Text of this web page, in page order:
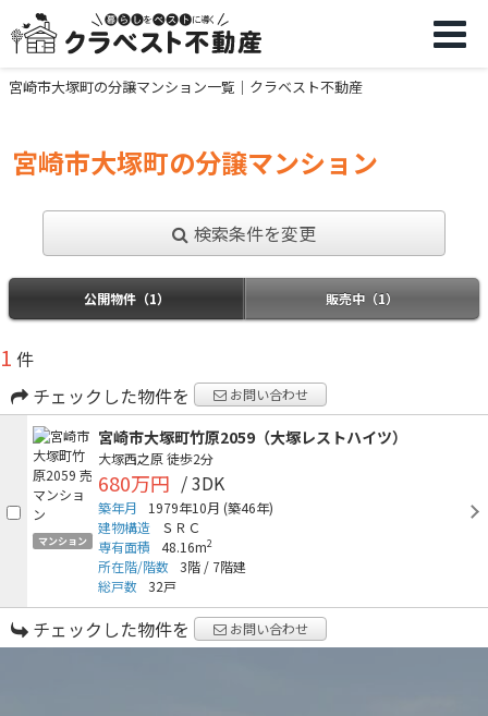
宮崎市大塚町の分譲マンション一覧｜クラベスト不動産
宮崎市大塚町の分譲マンション
検索条件を変更
公開物件（1） 販売中（1）
1 件
チェックした物件を
お問い合わせ
マンション
宮崎市大塚町竹原2059（大塚レストハイツ）
大塚西之原徒歩2分
680万円 / 3DK
築年月 1979年10月 (築46年)
建物構造
ＳＲＣ
専有面積
48.16m2
所在階/階数 3階 / 7階建
総戸数 32戸
チェックした物件を お問い合わせ